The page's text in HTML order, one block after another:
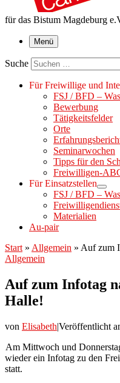
für das Bistum Magdeburg
Menü
Suche
Für Freiwillige und
FSJ / BFD –
Bewerbung
Tätigkeitsfelder
Orte
Seminarwochen
Tipps für den
Freiwilligen-
Für Einsatzstellen
FSJ / BFD –
Materialien
Au-pair
Start » Allgemein » Auf zum
Allgemein
Auf zum Infotag
Halle!
von Elisabeth|Veröffentlicht
Am Mittwoch und
wieder ein Infotag zu den
statt.